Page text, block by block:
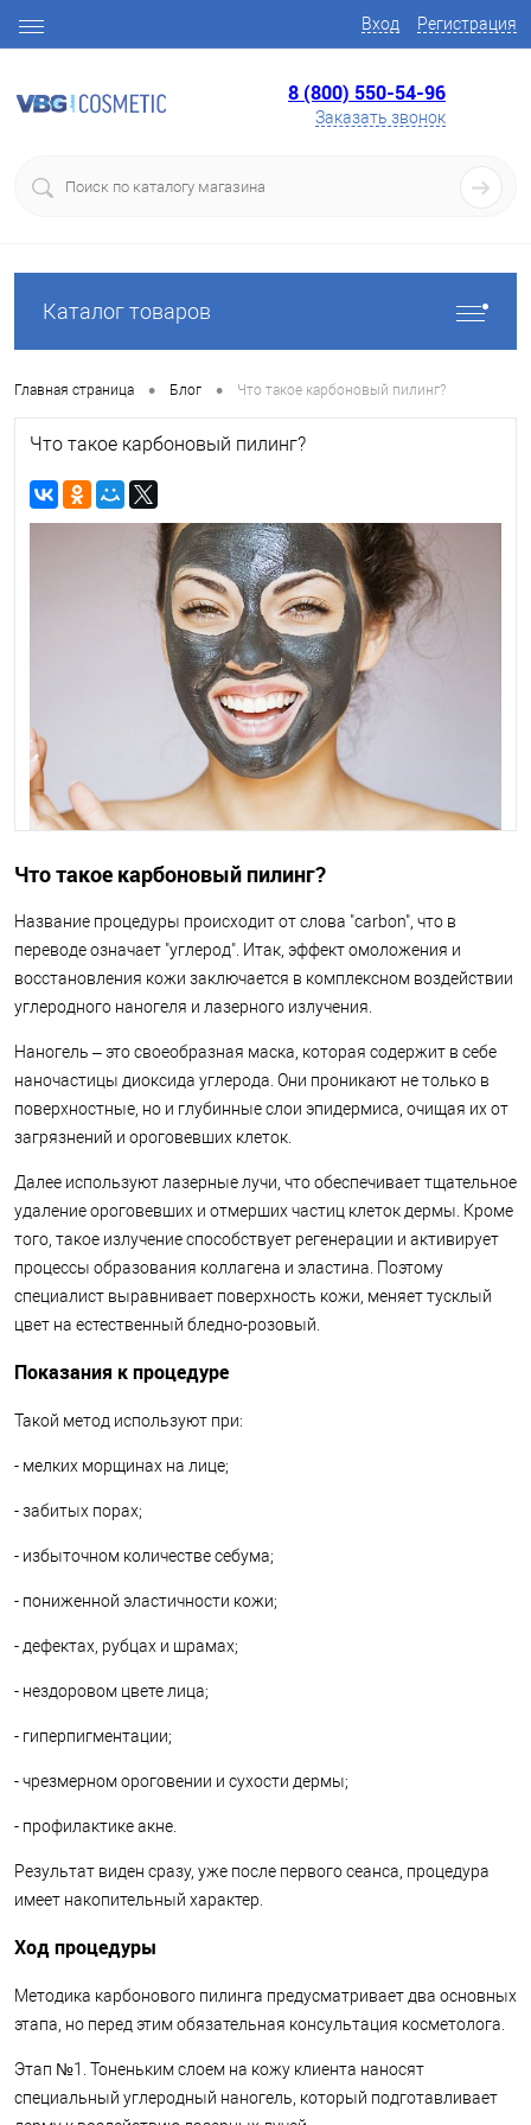
Вход Регистрация
8 (800) 550-54-96
Заказать звонок
Каталог товаров
Главная страница • Блог • Что такое карбоновый пилинг?
Что такое карбоновый пилинг?
Что такое карбоновый пилинг?
Название процедуры происходит от слова "carbon", что в
переводе означает "углерод". Итак, эффект омоложения и
восстановления кожи заключается в комплексном воздействии
углеродного наногеля и лазерного излучения.
Наногель – это своеобразная маска, которая содержит в себе
наночастицы диоксида углерода. Они проникают не только в
поверхностные, но и глубинные слои эпидермиса, очищая их от
загрязнений и ороговевших клеток.
Далее используют лазерные лучи, что обеспечивает тщательное
удаление ороговевших и отмерших частиц клеток дермы. Кроме
того, такое излучение способствует регенерации и активирует
процессы образования коллагена и эластина. Поэтому
специалист выравнивает поверхность кожи, меняет тусклый
цвет на естественный бледно-розовый.
Показания к процедуре
Такой метод используют при:
- мелких морщинах на лице;
- забитых порах;
- избыточном количестве себума;
- пониженной эластичности кожи;
- дефектах, рубцах и шрамах;
- нездоровом цвете лица;
- гиперпигментации;
- чрезмерном ороговении и сухости дермы;
- профилактике акне.
Результат виден сразу, уже после первого сеанса, процедура
имеет накопительный характер.
Ход процедуры
Методика карбонового пилинга предусматривает два основных
этапа, но перед этим обязательная консультация косметолога.
Этап №1. Тоненьким слоем на кожу клиента наносят
специальный углеродный наногель, который подготавливает